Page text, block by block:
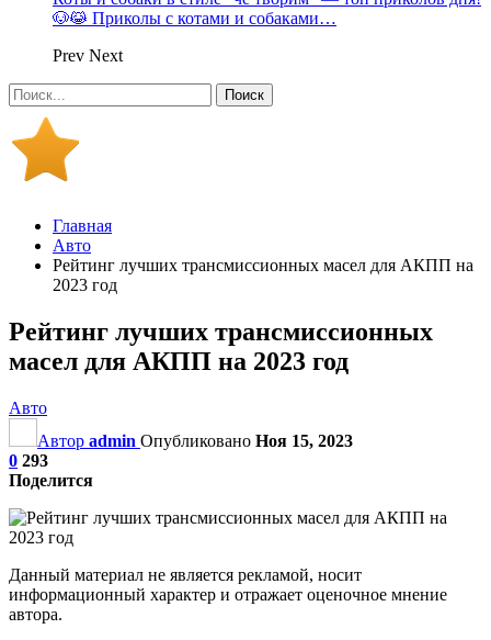
🐶😹 Приколы с котами и собаками…
Prev Next
Главная
Авто
Рейтинг лучших трансмиссионных масел для АКПП на
2023 год
Рейтинг лучших трансмиссионных
масел для АКПП на 2023 год
Авто
Автор admin Опубликовано Ноя 15, 2023
0 293
Поделится
Данный материал не является рекламой, носит
информационный характер и отражает оценочное мнение
автора.